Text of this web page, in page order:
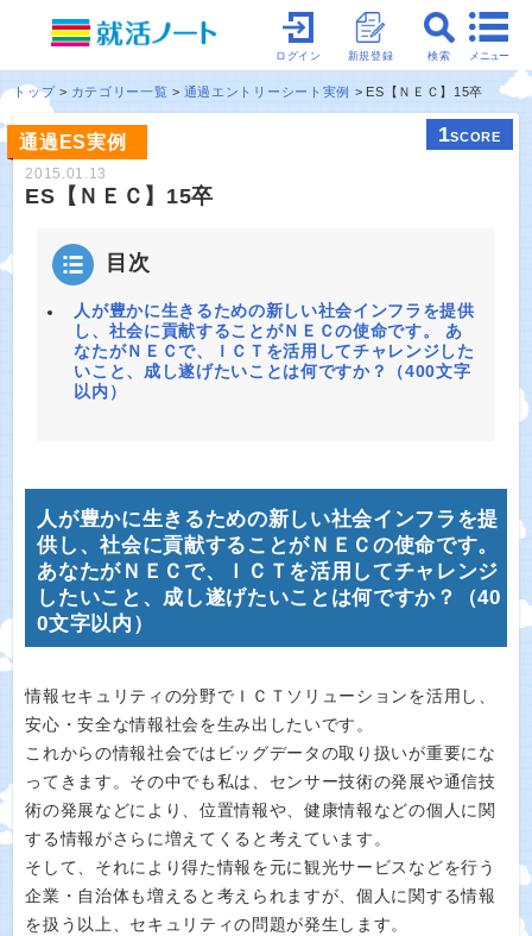
メニュー
検索
新規登録
ログイン
トップ カテゴリー一覧 通過エントリーシート実例 ES【ＮＥＣ】15卒
通過ES実例 1SCORE
2015.01.13
ES【ＮＥＣ】15卒
目次
人が豊かに生きるための新しい社会インフラを提供
し、社会に貢献することがＮＥＣの使命です。 あ
なたがＮＥＣで、ＩＣＴを活用してチャレンジした
いこと、成し遂げたいことは何ですか？（400文字
以内）
人が豊かに生きるための新しい社会インフラを提
供し、社会に貢献することがＮＥＣの使命です。
あなたがＮＥＣで、ＩＣＴを活用してチャレンジ
したいこと、成し遂げたいことは何ですか？（40
0文字以内）
情報セキュリティの分野でＩＣＴソリューションを活用し、
安心・安全な情報社会を生み出したいです。
これからの情報社会ではビッグデータの取り扱いが重要にな
ってきます。その中でも私は、センサー技術の発展や通信技
術の発展などにより、位置情報や、健康情報などの個人に関
する情報がさらに増えてくると考えています。
そして、それにより得た情報を元に観光サービスなどを行う
企業・自治体も増えると考えられますが、個人に関する情報
を扱う以上、セキュリティの問題が発生します。